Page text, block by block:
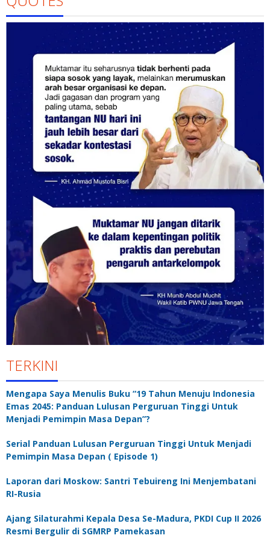
TERKINI
Mengapa Saya Menulis Buku “19 Tahun Menuju Indonesia
Emas 2045: Panduan Lulusan Perguruan Tinggi Untuk
Menjadi Pemimpin Masa Depan”?
Serial Panduan Lulusan Perguruan Tinggi Untuk Menjadi
Pemimpin Masa Depan ( Episode 1)
Laporan dari Moskow: Santri Tebuireng Ini Menjembatani
RI-Rusia
Ajang Silaturahmi Kepala Desa Se-Madura, PKDI Cup II 2026
Resmi Bergulir di SGMRP Pamekasan